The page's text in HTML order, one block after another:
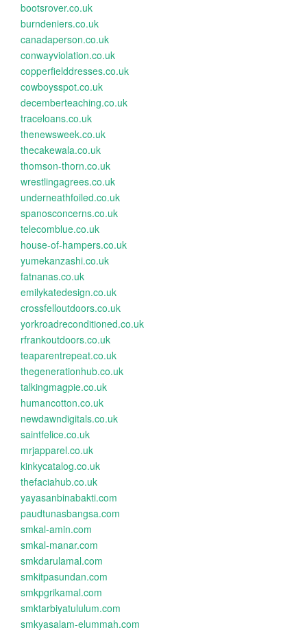
bootsrover.co.uk
burndeniers.co.uk
canadaperson.co.uk
conwayviolation.co.uk
copperfielddresses.co.uk
cowboysspot.co.uk
decemberteaching.co.uk
traceloans.co.uk
thenewsweek.co.uk
thecakewala.co.uk
thomson-thorn.co.uk
wrestlingagrees.co.uk
underneathfoiled.co.uk
spanosconcerns.co.uk
telecomblue.co.uk
house-of-hampers.co.uk
yumekanzashi.co.uk
fatnanas.co.uk
emilykatedesign.co.uk
crossfelloutdoors.co.uk
yorkroadreconditioned.co.uk
rfrankoutdoors.co.uk
teaparentrepeat.co.uk
thegenerationhub.co.uk
talkingmagpie.co.uk
humancotton.co.uk
newdawndigitals.co.uk
saintfelice.co.uk
mrjapparel.co.uk
kinkycatalog.co.uk
thefaciahub.co.uk
yayasanbinabakti.com
paudtunasbangsa.com
smkal-amin.com
smkal-manar.com
smkdarulamal.com
smkitpasundan.com
smkpgrikamal.com
smktarbiyatululum.com
smkyasalam-elummah.com